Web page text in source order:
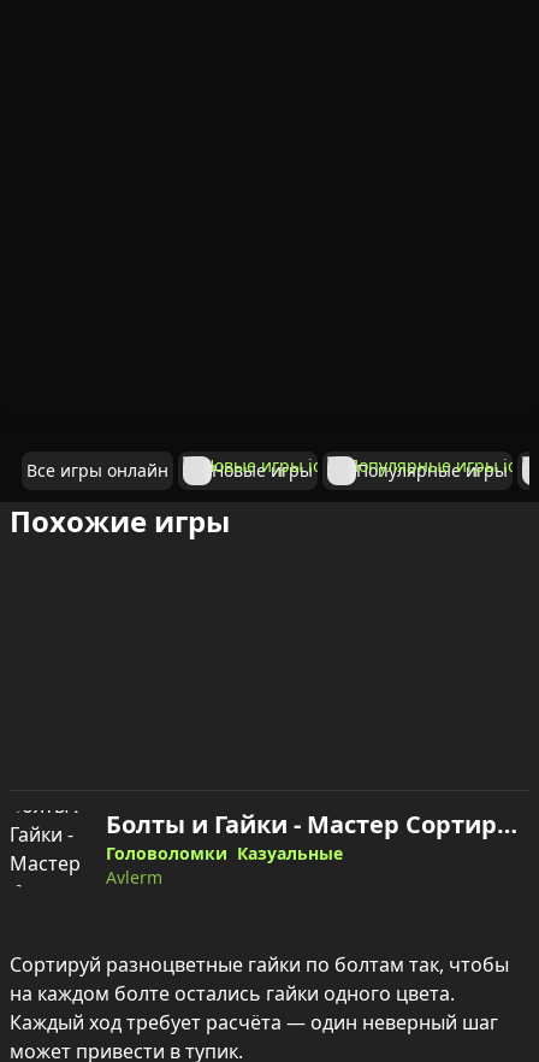
Все игры онлайн Новые игры Популярные игры
Похожие игры
Болты и Гайки - Мастер Сортировки! — играть онлайн
Головоломки Казуальные
Avlerm
Сортируй разноцветные гайки по болтам так, чтобы
на каждом болте остались гайки одного цвета.
Каждый ход требует расчёта — один неверный шаг
может привести в тупик.